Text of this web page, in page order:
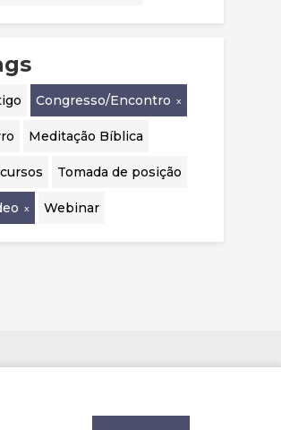
Congresso/Encontro
Meditação Bíblica
Tomada de posição
Webinar